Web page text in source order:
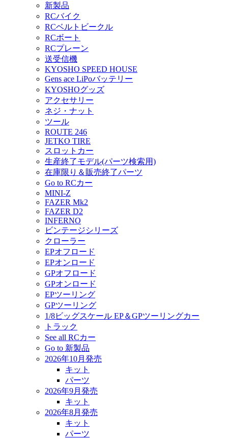
新製品
RCバイク
RCベルトビークル
RCボート
RCプレーン
送受信機
KYOSHO SPEED HOUSE
Gens ace LiPoバッテリー
KYOSHOグッズ
アクセサリー
ネジ・ナット
ツール
ROUTE 246
JETKO TIRE
スロットカー
生産終了モデル(パーツ検索用)
在庫限り＆販売終了パーツ
Go to RCカー
MINI-Z
FAZER Mk2
FAZER D2
INFERNO
ビンテージシリーズ
クローラー
EPオフロード
EPオンロード
GPオフロード
GPオンロード
EPツーリング
GPツーリング
1/8ビッグスケール EP＆GPツーリングカー
トラック
See all RCカー
Go to 新製品
2026年10月発売
キット
パーツ
2026年9月発売
キット
2026年8月発売
キット
パーツ